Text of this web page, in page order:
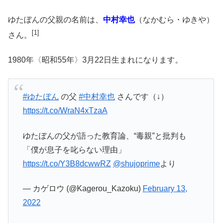
ゆたぼんの父親の名前は、 中村幸也（なかむら・ゆきや）
さん。
[1]
1980年〈昭和55年〉3月22日生まれになります。
#ゆたぼん の父 #中村幸也さんです（↓）
https://t.co/WraN4xTzaA
ゆたぼんの父が語った教育論、“毒親”と批判も
「僕が息子を叱らない理由」
https://t.co/Y3B8dcwwRZ @shujoprimeより
— カゲロウ (@Kagerou_Kazoku) February 13,
2022